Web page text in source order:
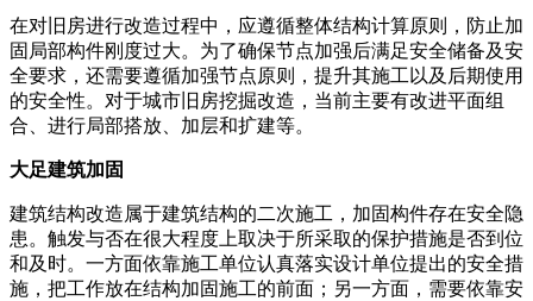
在对旧房进行改造过程中，应遵循整体结构计算原则，防止加
固局部构件刚度过大。为了确保节点加强后满足安全储备及安
全要求，还需要遵循加强节点原则，提升其施工以及后期使用
的安全性。对于城市旧房挖掘改造，当前主要有改进平面组
合、进行局部搭放、加层和扩建等。
大足建筑加固
建筑结构改造属于建筑结构的二次施工，加固构件存在安全隐
患。触发与否在很大程度上取决于所采取的保护措施是否到位
和及时。一方面依靠施工单位认真落实设计单位提出的安全措
施，把工作放在结构加固施工的前面；另一方面，需要依靠安